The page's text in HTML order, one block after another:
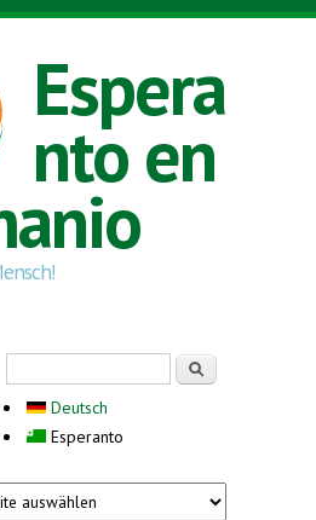
Espera
nto en
Deutsch
Esperanto